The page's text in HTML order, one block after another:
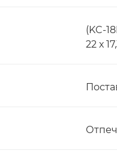
(KC-
22 х